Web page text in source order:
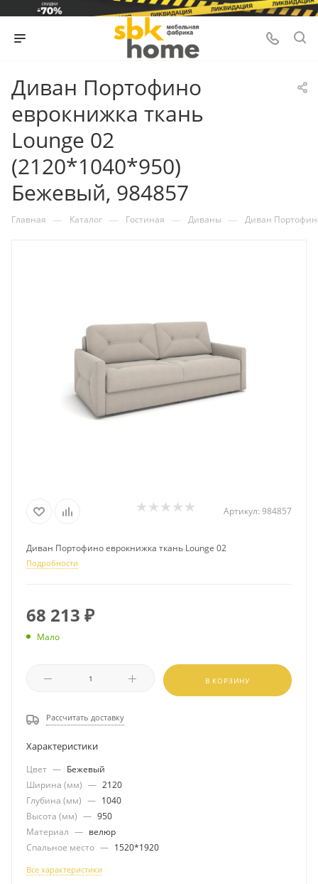
Диван Портофино
еврокнижка ткань
Lounge 02
(2120*1040*950)
Бежевый, 984857
Главная — Каталог — Гостиная — Диваны — Диван
Артикул: 984857
Диван Портофино еврокнижка ткань Lounge 02
Подробности
68 213 ₽
Мало
В КОРЗИНУ
Рассчитать доставку
Характеристики
Цвет — Бежевый
Ширина (мм) — 2120
Глубина (мм) — 1040
Высота (мм) — 950
Материал — велюр
Спальное место — 1520*1920
Все характеристики